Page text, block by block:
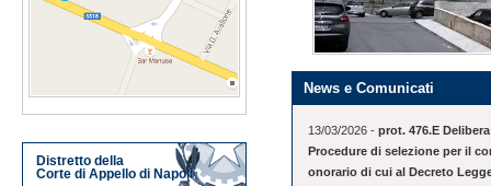
News e Comunicati
13/03/2026 - prot. 476.E
Procedure di selezione per il
onorario di cui al Decreto
Distretto della
Corte di Appello di Napoli